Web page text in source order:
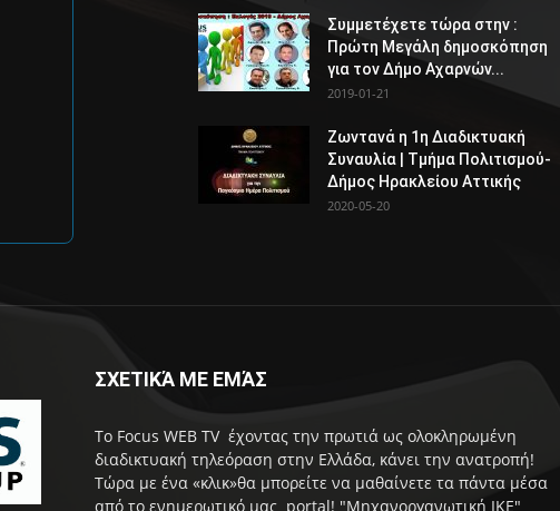
Συμμετέχετε τώρα στην :
Πρώτη Μεγάλη δημοσκόπηση
για τον Δήμο Αχαρνών...
2019-01-21
Ζωντανά η 1η Διαδικτυακή
Συναυλία | Τμήμα Πολιτισμού-
Δήμος Ηρακλείου Αττικής
2020-05-20
ΣΧΕΤΙΚΆ ΜΕ ΕΜΆΣ
Το Focus WEB TV έχοντας την πρωτιά ως ολοκληρωμένη
διαδικτυακή τηλεόραση στην Ελλάδα, κάνει την ανατροπή!
Τώρα με ένα «κλικ»θα μπορείτε να μαθαίνετε τα πάντα μέσα
από το ενημερωτικό μας portal! "Μηχανοργανωτική ΙΚΕ"